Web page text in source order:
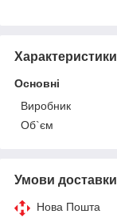
Характеристики
Основні
Виробник
Об`єм
Умови доставки
Нова Пошта